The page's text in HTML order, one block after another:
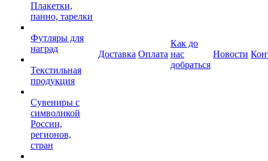
Плакетки,
панно, тарелки
Футляры для
наград
Текстильная
продукция
Сувениры с
символикой
России,
регионов,
стран
Доставка Оплата
Как до
нас
добраться
Новости